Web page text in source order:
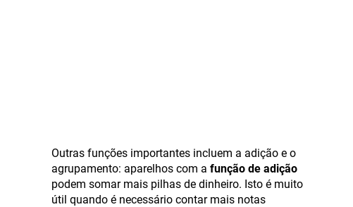
Outras funções importantes incluem a adição e o
agrupamento: aparelhos com a função de adição
podem somar mais pilhas de dinheiro. Isto é muito
útil quando é necessário contar mais notas